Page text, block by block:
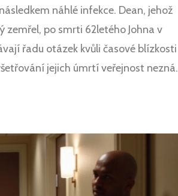
náhlé infekce. Dean, jehož
po smrti 62letého Johna v
řadu otázek kvůli časové blízkosti
jejich úmrtí veřejnost nezná.